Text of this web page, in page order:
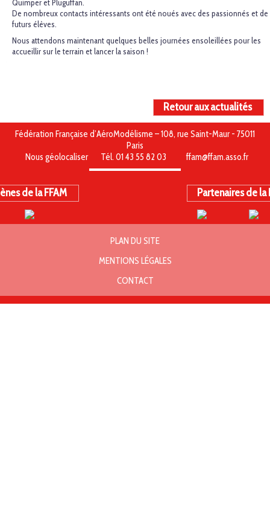
Quimper et Pluguffan.
De nombreux contacts intéressants ont été noués avec des passionnés et de
futurs élèves.
Nous attendons maintenant quelques belles journées ensoleillées pour les
accueillir sur le terrain et lancer la saison !
Retour aux actualités
Fédération Française d’AéroModélisme – 108, rue Saint-Maur - 75011
Paris
Nous géolocaliser
Tél. 01 43 55 82 03 ffam@ffam.asso.fr
de la FFAM Partenaires de la
PLAN DU SITE
MENTIONS LÉGALES
CONTACT